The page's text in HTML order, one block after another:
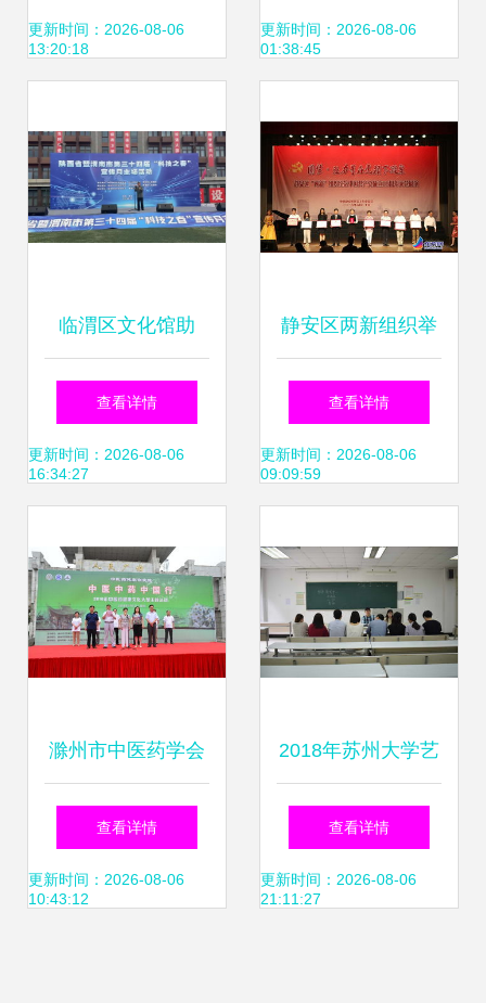
煌新篇章
更新时间：2026-08-06
13:20:18
媒学院第六届校园
幕
更新时间：2026-08-06
01:38:45
临渭区文化馆助
力'科技之春'，文艺
交流绽放科普之光
查看详情
更新时间：2026-08-06
16:34:27
静安区两新组织举
办庆祝建党95周年
文艺展演 暨文化艺
查看详情
更新时间：2026-08-06
09:09:59
滁州市中医药学会
成功举办2018年中
医药健康文化大型
查看详情
更新时间：2026-08-06
10:43:12
2018年苏州大学艺
术学院学生组织干
部竞聘活动顺利举
查看详情
更新时间：2026-08-06
21:11:27